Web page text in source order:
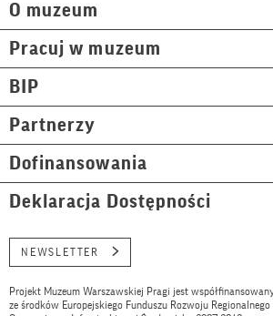
O muzeum
Pracuj w muzeum
BIP
Partnerzy
Dofinansowania
Deklaracja Dostępności
NEWSLETTER
Projekt Muzeum Warszawskiej Pragi jest
ze środków Europejskiego Funduszu Rozwoju